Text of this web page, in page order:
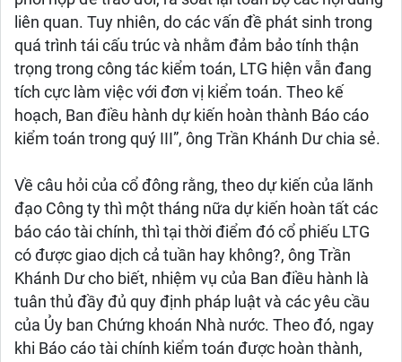
liên quan. Tuy nhiên, do các vấn đề phát sinh trong
quá trình tái cấu trúc và nhằm đảm bảo tính thận
trọng trong công tác kiểm toán, LTG hiện vẫn đang
tích cực làm việc với đơn vị kiểm toán. Theo kế
hoạch, Ban điều hành dự kiến hoàn thành Báo cáo
kiểm toán trong quý III”, ông Trần Khánh Dư chia sẻ.
Về câu hỏi của cổ đông rằng, theo dự kiến của lãnh
đạo Công ty thì một tháng nữa dự kiến hoàn tất các
báo cáo tài chính, thì tại thời điểm đó cổ phiếu LTG
có được giao dịch cả tuần hay không?, ông Trần
Khánh Dư cho biết, nhiệm vụ của Ban điều hành là
tuân thủ đầy đủ quy định pháp luật và các yêu cầu
của Ủy ban Chứng khoán Nhà nước. Theo đó, ngay
khi Báo cáo tài chính kiểm toán được hoàn thành,